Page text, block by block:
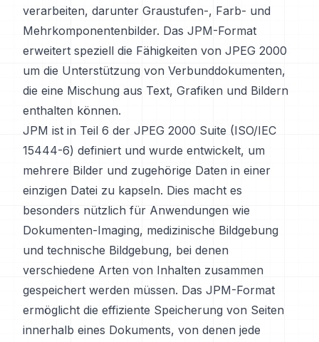
verarbeiten, darunter Graustufen-, Farb- und
Mehrkomponentenbilder. Das JPM-Format
erweitert speziell die Fähigkeiten von JPEG 2000
um die Unterstützung von Verbunddokumenten,
die eine Mischung aus Text, Grafiken und Bildern
enthalten können.
JPM ist in Teil 6 der JPEG 2000 Suite (ISO/IEC
15444-6) definiert und wurde entwickelt, um
mehrere Bilder und zugehörige Daten in einer
einzigen Datei zu kapseln. Dies macht es
besonders nützlich für Anwendungen wie
Dokumenten-Imaging, medizinische Bildgebung
und technische Bildgebung, bei denen
verschiedene Arten von Inhalten zusammen
gespeichert werden müssen. Das JPM-Format
ermöglicht die effiziente Speicherung von Seiten
innerhalb eines Dokuments, von denen jede